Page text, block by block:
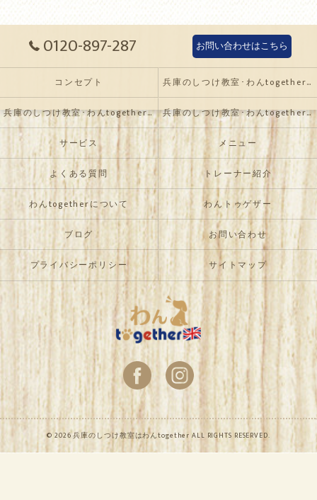
0120-897-287 お問い合わせはこちら
コンセプト 兵庫のしつけ教室･わんtogetherの口コミ情報
兵庫のしつけ教室･わんtogetherの評判 兵庫のしつけ教室･わんtogetherのお客様の声
サービス メニュー
よくある質問 トレーナー紹介
わんtogetherについて わんトゥゲザー
ブログ お問い合わせ
プライバシーポリシー サイトマップ
© 2026 兵庫のしつけ教室はわんtogether ALL RIGHTS RESERVED.